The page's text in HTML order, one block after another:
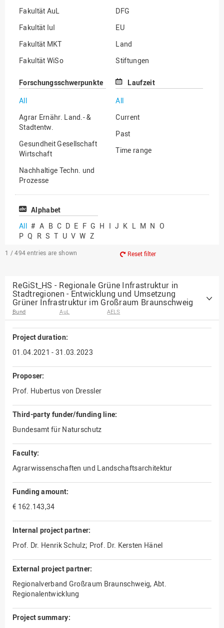
Fakultät AuL
Fakultät IuI
Fakultät MKT
Fakultät WiSo
DFG
EU
Land
Stiftungen
Sonstige
Forschungsschwerpunkte
All
Agrar Ernähr. Land.- &
Stadtentw.
Gesundheit Gesellschaft
Wirtschaft
Nachhaltige Techn. und
Prozesse
Vielfältiges Forschen
Laufzeit
All
Current
Past
Time range
Alphabet
All # A B C D E F G H I J K L M N O
P Q R S T U V W Z
1 / 494 entries are shown Reset filter
ReGiSt_HS - Regionale Grüne Infrastruktur in
Stadtregionen - Entwicklung und Umsetzung
Grüner Infrastruktur im Großraum Braunschweig
Bund AuL AELS
Project duration:
01.04.2021 - 31.03.2023
Proposer:
Prof. Hubertus von Dressler
Third-party funder/funding line:
Bundesamt für Naturschutz
Faculty:
Agrarwissenschaften und Landschaftsarchitektur
Funding amount:
€ 162.143,34
Internal project partner:
Prof. Dr. Henrik Schulz; Prof. Dr. Kersten Hänel
External project partner:
Regionalverband Großraum Braunschweig, Abt.
Regionalentwicklung
Project summary: